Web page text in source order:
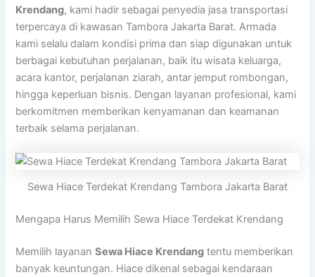
Krendang, kami hadir sebagai penyedia jasa transportasi
terpercaya di kawasan Tambora Jakarta Barat. Armada
kami selalu dalam kondisi prima dan siap digunakan untuk
berbagai kebutuhan perjalanan, baik itu wisata keluarga,
acara kantor, perjalanan ziarah, antar jemput rombongan,
hingga keperluan bisnis. Dengan layanan profesional, kami
berkomitmen memberikan kenyamanan dan keamanan
terbaik selama perjalanan.
Sewa Hiace Terdekat Krendang Tambora Jakarta Barat
Mengapa Harus Memilih Sewa Hiace Terdekat Krendang
Memilih layananSewa Hiace Krendang tentu memberikan
banyak keuntungan. Hiace dikenal sebagai kendaraan